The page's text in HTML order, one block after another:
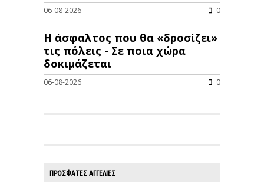
06-08-2026 0
Η άσφαλτος που θα «δροσίζει»
τις πόλεις - Σε ποια χώρα
δοκιμάζεται
06-08-2026 0
ΠΡΟΣΦΑΤΕΣ ΑΓΓΕΛΙΕΣ